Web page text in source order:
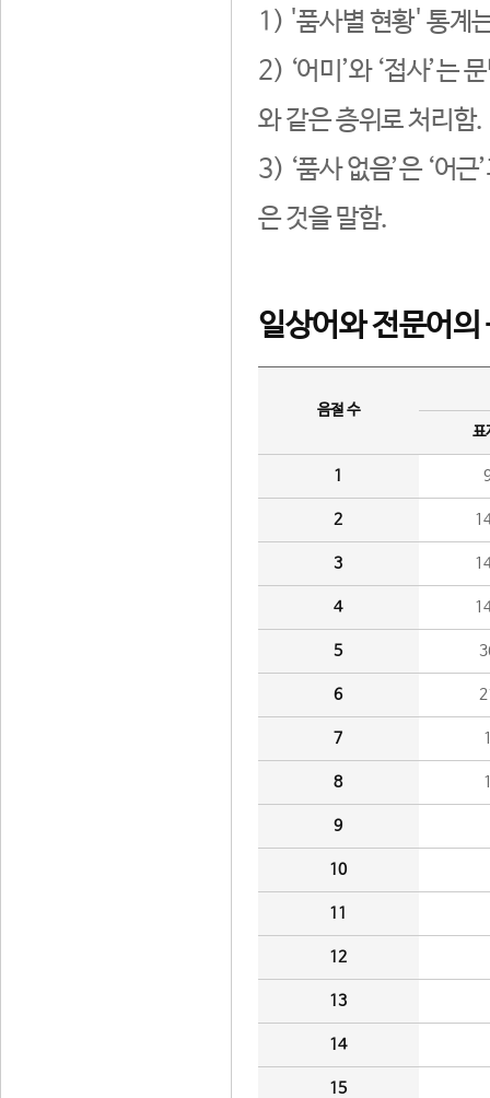
1) '품사별 현황' 통계
2) ‘어미’와 ‘접사’는
와 같은 층위로 처리함.
3) ‘품사 없음’은 ‘어
은 것을 말함.
일상어와 전문어의
음절 수
표
1
2
3
4
5
6
7
8
9
10
11
12
13
14
15